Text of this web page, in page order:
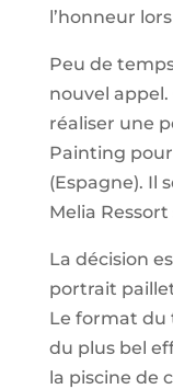
l’honneur
Peu de
nouvel
réaliser une
Painting
(Espagne). Il
Melia
La décision
portrait
Le format du
du plus bel
la piscine de